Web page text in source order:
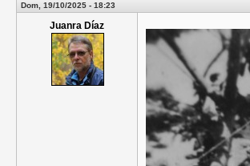
Dom, 19/10/2025 - 18:23
Juanra Díaz